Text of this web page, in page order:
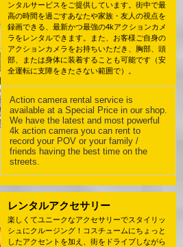
ンタルサービスをご提供しています。街中で最
高の時間を過ごすあなたや家族・友人の視点を
録画できる、最新かつ最強の4kアクションカメ
ラをレンタルできます。また、お客様ご自身の
アクションカメラをお持ちいただき、胸部、頭
部、または身体に装着することも可能です（安
全運転に支障をきたさない範囲で）。
Action camera rental service is
available at a Special Price in our shop.
We have the latest and most powerful
4k action camera you can rent to
record your POV or your family /
friends having the best time on the
streets.
レンタルアクセサリー
楽しくてユニークなアクセサリーでスタイリッ
シュにクルージング！コスチュームにちょっと
したアクセントを加え、街をドライブしながら